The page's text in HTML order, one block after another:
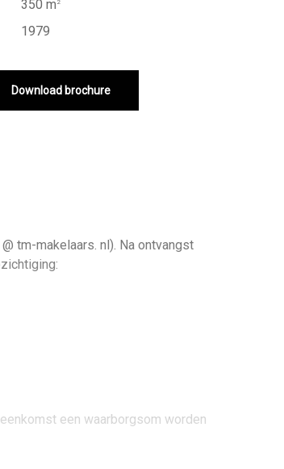
350 m 2
1979
Download brochure
tm-makelaars. nl). Na ontvangst
een waarborgsom worden